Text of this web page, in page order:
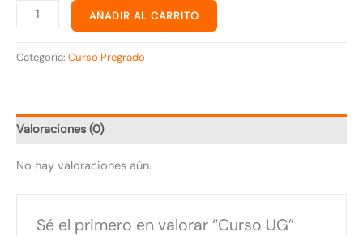
AÑADIR AL CARRITO
Categoría: Curso Pregrado
Valoraciones (0)
No hay valoraciones aún.
Sé el primero en valorar “Curso UG”